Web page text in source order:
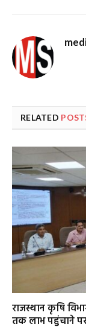
RELATED
राजस्थान कृषि
तक लाभ पहुंचाने